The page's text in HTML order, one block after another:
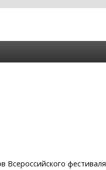
Всероссийского фестиваля